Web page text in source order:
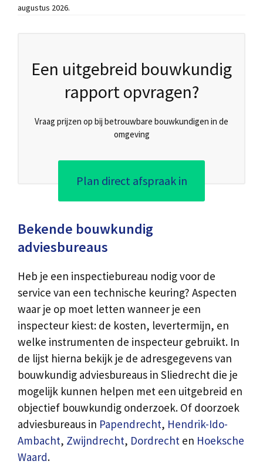
augustus 2026.
Een uitgebreid bouwkundig
rapport opvragen?
Vraag prijzen op bij betrouwbare bouwkundigen in de
omgeving
Plan direct afspraak in
Bekende bouwkundig
adviesbureaus
Heb je een inspectiebureau nodig voor de
service van een technische keuring? Aspecten
waar je op moet letten wanneer je een
inspecteur kiest: de kosten, levertermijn, en
welke instrumenten de inspecteur gebruikt. In
de lijst hierna bekijk je de adresgegevens van
bouwkundig adviesbureaus in Sliedrecht die je
mogelijk kunnen helpen met een uitgebreid en
objectief bouwkundig onderzoek. Of doorzoek
adviesbureaus in Papendrecht, Hendrik-Ido-
Ambacht, Zwijndrecht, Dordrecht en Hoeksche
Waard.